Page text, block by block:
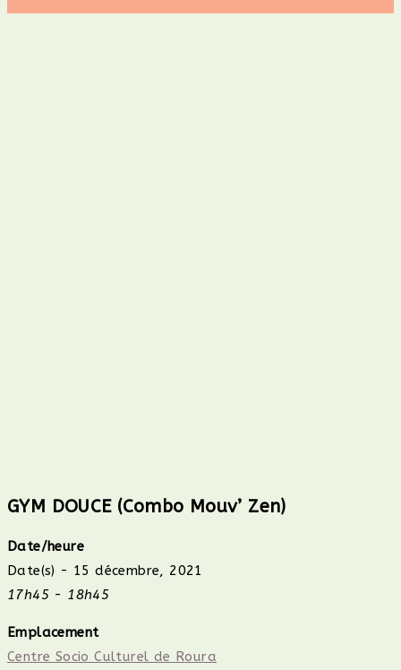
GYM DOUCE (Combo Mouv’ Zen)
Date/heure
Date(s) - 15 décembre, 2021
17h45 - 18h45
Emplacement
Centre Socio Culturel de Roura